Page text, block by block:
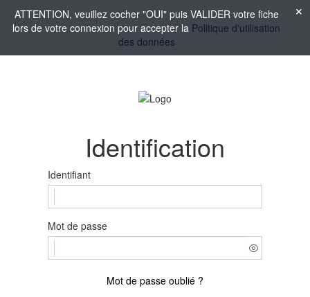
ATTENTION, veuillez cocher "OUI" puis VALIDER votre fiche
lors de votre connexion pour accepter la Politique d'utilisation
des données
Identification
Identifiant
Mot de passe
Mot de passe oublié ?